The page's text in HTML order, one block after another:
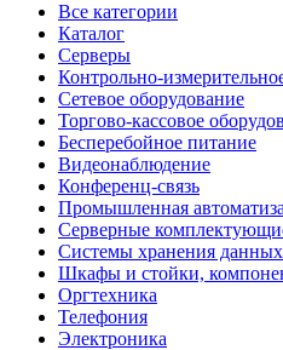
Все категории
Каталог
Серверы
Контрольно-
Сетевое оборудование
Торгово-кассовое
Бесперебойное питание
Видеонаблюдение
Конференц-связь
Промышленная
Серверные
Системы хранения данных
Шкафы и стойки,
Оргтехника
Телефония
Электроника